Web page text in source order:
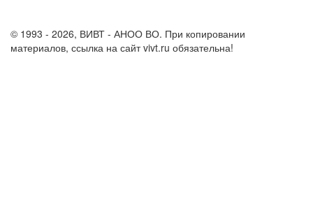
© 1993 - 2026, ВИВТ - АНОО ВО. При копировании
материалов, ссылка на сайт vivt.ru обязательна!